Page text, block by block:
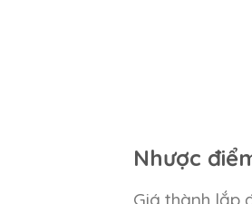
Nhược